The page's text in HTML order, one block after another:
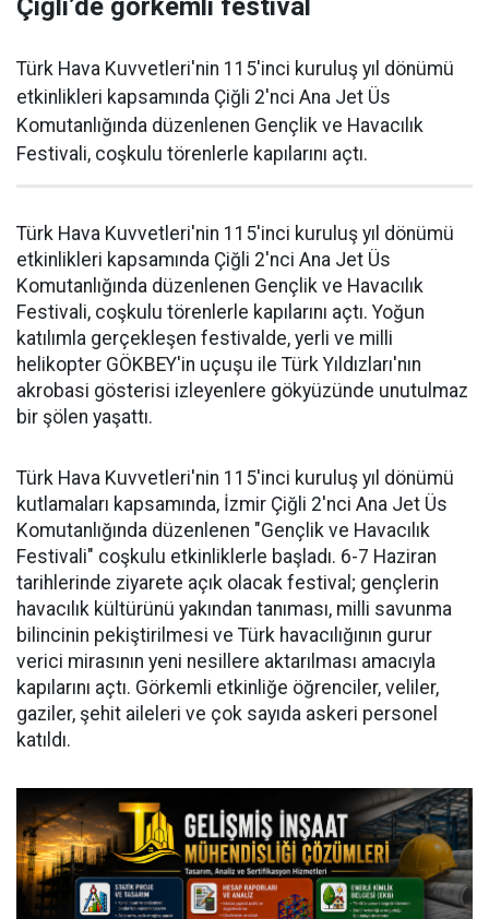
Çiğli’de görkemli festival
Türk Hava Kuvvetleri'nin 115'inci kuruluş yıl dönümü
etkinlikleri kapsamında Çiğli 2'nci Ana Jet Üs
Komutanlığında düzenlenen Gençlik ve Havacılık
Festivali, coşkulu törenlerle kapılarını açtı.
Türk Hava Kuvvetleri'nin 115'inci kuruluş yıl dönümü
etkinlikleri kapsamında Çiğli 2'nci Ana Jet Üs
Komutanlığında düzenlenen Gençlik ve Havacılık
Festivali, coşkulu törenlerle kapılarını açtı. Yoğun
katılımla gerçekleşen festivalde, yerli ve milli
helikopter GÖKBEY'in uçuşu ile Türk Yıldızları'nın
akrobasi gösterisi izleyenlere gökyüzünde unutulmaz
bir şölen yaşattı.
Türk Hava Kuvvetleri'nin 115'inci kuruluş yıl dönümü
kutlamaları kapsamında, İzmir Çiğli 2'nci Ana Jet Üs
Komutanlığında düzenlenen "Gençlik ve Havacılık
Festivali" coşkulu etkinliklerle başladı. 6-7 Haziran
tarihlerinde ziyarete açık olacak festival; gençlerin
havacılık kültürünü yakından tanıması, milli savunma
bilincinin pekiştirilmesi ve Türk havacılığının gurur
verici mirasının yeni nesillere aktarılması amacıyla
kapılarını açtı. Görkemli etkinliğe öğrenciler, veliler,
gaziler, şehit aileleri ve çok sayıda askeri personel
katıldı.